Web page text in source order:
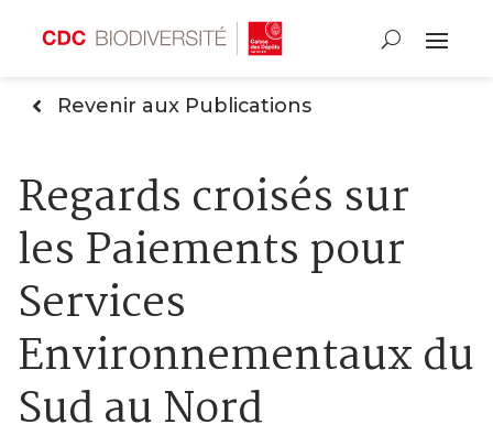
Revenir aux Publications
Regards croisés sur
les Paiements pour
Services
Environnementaux du
Sud au Nord